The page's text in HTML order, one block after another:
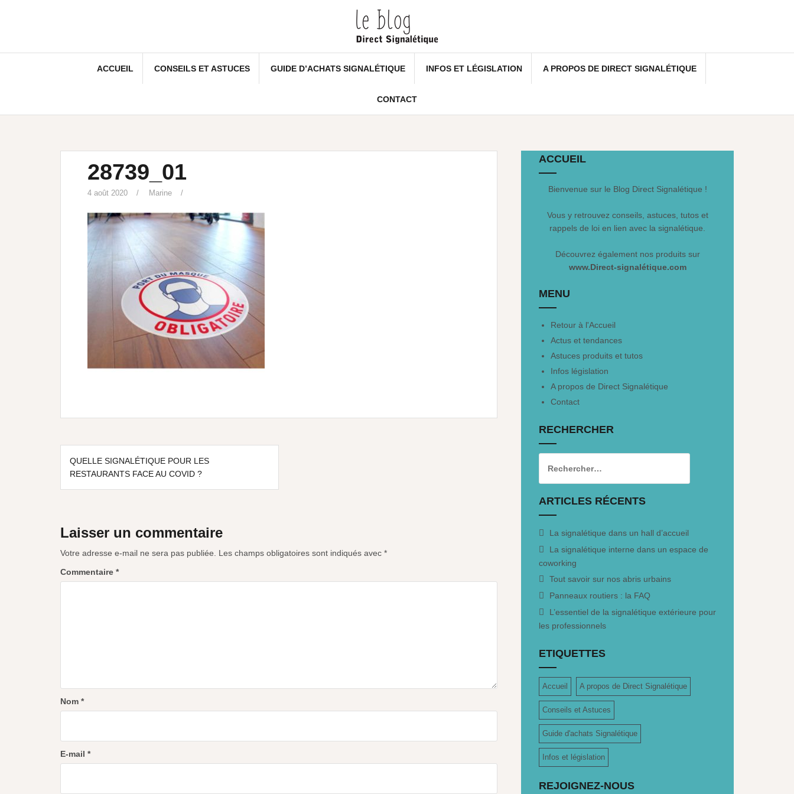
ACCUEIL CONSEILS ET ASTUCES GUIDE D’ACHATS SIGNALÉTIQUE INFOS ET LÉGISLATION A PROPOS DE DIRECT SIGNALÉTIQUE
CONTACT
28739_01
4 août 2020 Marine
QUELLE SIGNALÉTIQUE POUR LES
RESTAURANTS FACE AU COVID ?
Laisser un commentaire
Votre adresse e-mail ne sera pas publiée. Les champs obligatoires sont indiqués avec *
Commentaire *
Nom *
E-mail *
ACCUEIL
Bienvenue sur le Blog Direct Signalétique !
Vous y retrouvez conseils, astuces, tutos et
rappels de loi en lien avec la signalétique.
Découvrez également nos produits sur
www.Direct-signalétique.com
MENU
Retour à l'Accueil
Actus et tendances
Astuces produits et tutos
Infos législation
A propos de Direct Signalétique
Contact
RECHERCHER
ARTICLES RÉCENTS
La signalétique dans un hall d’accueil
La signalétique interne dans un espace de
coworking
Tout savoir sur nos abris urbains
Panneaux routiers : la FAQ
L’essentiel de la signalétique extérieure pour
les professionnels
ETIQUETTES
Accueil A propos de Direct Signalétique
Conseils et Astuces
Guide d'achats Signalétique
Infos et législation
REJOIGNEZ-NOUS